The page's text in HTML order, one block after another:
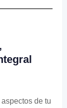
de tu